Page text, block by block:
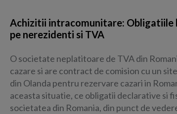
Achizitii intracomunitare: Obligatiile
pe nerezidenti si TVA
O societate neplatitoare de TVA din
cazare si are contract de comision cu un
din Olanda pentru rezervare cazari in
aceasta situatie, ce obligatii declarative si
societatea din Romania, din punct de